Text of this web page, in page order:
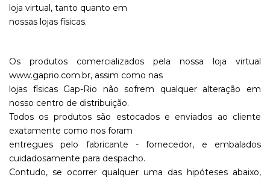
loja virtual, tanto quanto em
nossas lojas físicas.
Os produtos comercializados pela nossa loja virtual
www.gaprio.com.br, assim como nas
lojas físicas Gap-Rio não sofrem qualquer alteração em
nosso centro de distribuição.
Todos os produtos são estocados e enviados ao cliente
exatamente como nos foram
entregues pelo fabricante - fornecedor, e embalados
cuidadosamente para despacho.
Contudo, se ocorrer qualquer uma das hipóteses abaixo,